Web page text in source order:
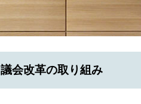
議会改革の取り組み